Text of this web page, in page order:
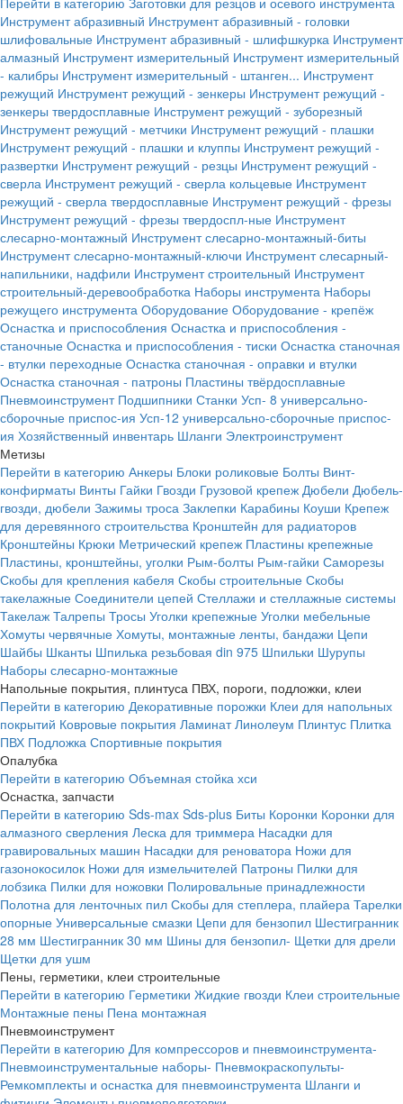
Инструмент абразивный Инструмент абразивный - головки
шлифовальные Инструмент абразивный - шлифшкурка Инструмент
алмазный Инструмент измерительный Инструмент измерительный
- калибры Инструмент измерительный - штанген... Инструмент
режущий Инструмент режущий - зенкеры Инструмент режущий -
зенкеры твердосплавные Инструмент режущий - зуборезный
Инструмент режущий - метчики Инструмент режущий - плашки
Инструмент режущий - плашки и клуппы Инструмент режущий -
развертки Инструмент режущий - резцы Инструмент режущий -
сверла Инструмент режущий - сверла кольцевые Инструмент
режущий - сверла твердосплавные Инструмент режущий - фрезы
Инструмент режущий - фрезы твердоспл-ные Инструмент
слесарно-монтажный Инструмент слесарно-монтажный-биты
Инструмент слесарно-монтажный-ключи Инструмент слесарный-
напильники, надфили Инструмент строительный Инструмент
строительный-деревообработка Наборы инструмента Наборы
режущего инструмента Оборудование Оборудование - крепёж
Оснастка и приспособления Оснастка и приспособления -
станочные Оснастка и приспособления - тиски Оснастка станочная
- втулки переходные Оснастка станочная - оправки и втулки
Оснастка станочная - патроны Пластины твёрдосплавные
Пневмоинструмент Подшипники Станки Усп- 8 универсально-
сборочные приспос-ия Усп-12 универсально-сборочные приспос-
ия Хозяйственный инвентарь Шланги Электроинструмент
Метизы
Перейти в категорию Анкеры Блоки роликовые Болты Винт-
конфирматы Винты Гайки Гвозди Грузовой крепеж Дюбели Дюбель-
гвозди, дюбели Зажимы троса Заклепки Карабины Коуши Крепеж
для деревянного строительства Кронштейн для радиаторов
Кронштейны Крюки Метрический крепеж Пластины крепежные
Пластины, кронштейны, уголки Рым-болты Рым-гайки Саморезы
Скобы для крепления кабеля Скобы строительные Скобы
такелажные Соединители цепей Стеллажи и стеллажные системы
Такелаж Талрепы Тросы Уголки крепежные Уголки мебельные
Хомуты червячные Хомуты, монтажные ленты, бандажи Цепи
Шайбы Шканты Шпилька резьбовая din 975 Шпильки Шурупы
Наборы слесарно-монтажные
Напольные покрытия, плинтуса ПВХ, пороги, подложки, клеи
Перейти в категорию Декоративные порожки Клеи для напольных
покрытий Ковровые покрытия Ламинат Линолеум Плинтус Плитка
ПВХ Подложка Спортивные покрытия
Опалубка
Перейти в категорию Объемная стойка хси
Оснастка, запчасти
Перейти в категорию Sds-max Sds-plus Биты Коронки Коронки для
алмазного сверления Леска для триммера Насадки для
гравировальных машин Насадки для реноватора Ножи для
газонокосилок Ножи для измельчителей Патроны Пилки для
лобзика Пилки для ножовки Полировальные принадлежности
Полотна для ленточных пил Скобы для степлера, плайера Тарелки
опорные Универсальные смазки Цепи для бензопил Шестигранник
28 мм Шестигранник 30 мм Шины для бензопил- Щетки для дрели
Щетки для ушм
Пены, герметики, клеи строительные
Перейти в категорию Герметики Жидкие гвозди Клеи строительные
Монтажные пены Пена монтажная
Пневмоинструмент
Перейти в категорию Для компрессоров и пневмоинструмента-
Пневмоинструментальные наборы- Пневмокраскопульты-
Ремкомплекты и оснастка для пневмоинструмента Шланги и